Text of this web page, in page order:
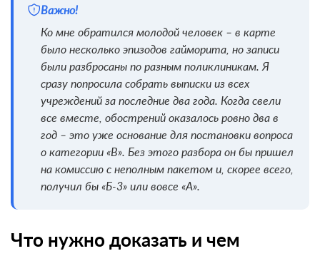
Важно!
Ко мне обратился молодой человек – в карте
было несколько эпизодов гайморита, но записи
были разбросаны по разным поликлиникам. Я
сразу попросила собрать выписки из всех
учреждений за последние два года. Когда свели
все вместе, обострений оказалось ровно два в
год – это уже основание для постановки вопроса
о категории «В». Без этого разбора он бы пришел
на комиссию с неполным пакетом и, скорее всего,
получил бы «Б-3» или вовсе «А».
Что нужно доказать и чем